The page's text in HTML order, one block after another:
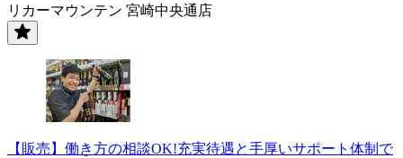
リカーマウンテン 宮崎中央通店
【販売】働き方の相談OK!充実待遇と手厚いサポート体制で